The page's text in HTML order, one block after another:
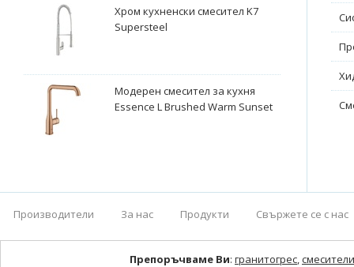
Хром кухненски смесител K7
Supersteel
Модерен смесител за кухня
Essence L Brushed Warm Sunset
Производители За нас Продукти Свържете се с нас
Препоръчваме Ви: гранитогрес,